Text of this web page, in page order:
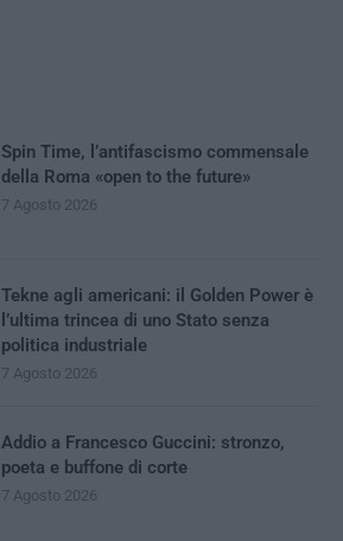
Spin Time, l’antifascismo commensale
della Roma «open to the future»
7 Agosto 2026
Tekne agli americani: il Golden Power è
l’ultima trincea di uno Stato senza
politica industriale
7 Agosto 2026
Addio a Francesco Guccini: stronzo,
poeta e buffone di corte
7 Agosto 2026